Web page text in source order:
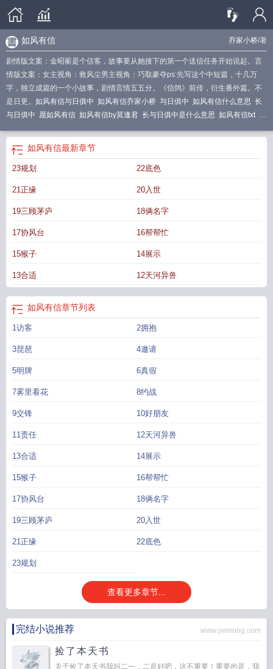
乔家小桥/著
如风有信
剧情版文案：金昭蘅是个信客，故事要从她接下的第一个送信任务开始说起。言
情版文案：女主视角：救风尘男主视角：巧取豪夺ps:先写这个中短篇，十几万
字，独立成篇的一个小故事，剧情言情五五分。《信鸽》前传，衍生番外篇。不
是日更。 如风有信与日俱中 如风有信乔家小桥 与日俱中 如风有信什么意思 长
与日俱中 愿如风有信 如风有信by莫逢君 长与日俱中是什么意思 如风有信txt 如
如风有信TXT
by 如风有信是什么意思
如风有信最新章节
23规划 22底色
21正缘 20入世
19三顾茅庐 18俩名字
17协风台 16帮帮忙
15猴子 14展示
13合适 12天河异兽
如风有信章节列表
1访客 2拥抱
3琵琶 4邀请
5明牌 6真假
7雾里看花 8约战
9交锋 10好朋友
11责任 12天河异兽
13合适 14展示
15猴子 16帮帮忙
17协风台 18俩名字
19三顾茅庐 20入世
21正缘 22底色
23规划
查看更多章节...
完结小说推荐 www.jiemong.com
捡了本天书
关于捡了本天书我叫二一，二是好吧，这不重要！重要的是，我